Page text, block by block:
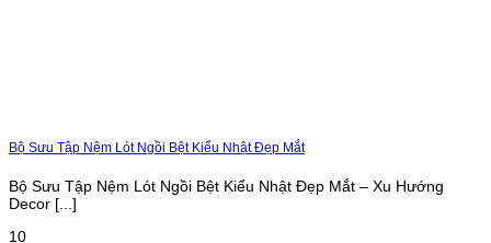
Bộ Sưu Tập Nệm Lót Ngồi Bệt Kiểu Nhật Đẹp Mắt
Bộ Sưu Tập Nệm Lót Ngồi Bệt Kiểu Nhật Đẹp Mắt – Xu Hướng
Decor [...]
10